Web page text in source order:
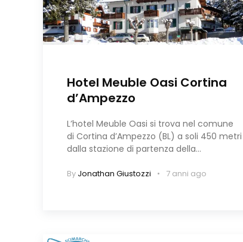
Hotel Meuble Oasi Cortina
dʼAmpezzo
L’hotel Meuble Oasi si trova nel comune
di Cortina dʼAmpezzo (BL) a soli 450 metri
dalla stazione di partenza della…
By Jonathan Giustozzi 7 anni ago